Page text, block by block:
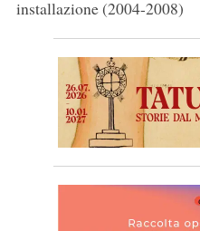
installazione (2004-2008)